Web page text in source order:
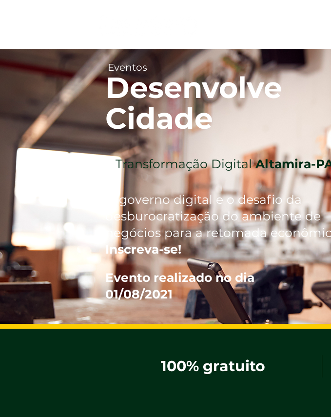
Desenvolve
Cidade
Eventos
Transformação DigitalAltamira-
Evento realizado no dia
01/08/2021
O governo digital e o desafio da
desburocratização do ambiente de
negócios para a retomada
Inscreva-se!
100% gratuito